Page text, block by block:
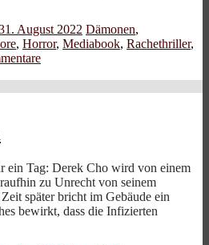
August 2022 Dämonen,
, Horror, Mediabook, Rachethriller,
ein Tag: Derek Cho wird von einem
zu Unrecht von seinem
später bricht im Gebäude ein
bewirkt, dass die Infizierten